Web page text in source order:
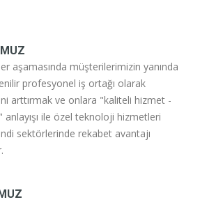
aşamasında müşterilerimizin yanında
profesyonel iş ortağı olarak
arttırmak ve onlara "kaliteli hizmet -
ile özel teknoloji hizmetleri
sektörlerinde rekabet avantajı